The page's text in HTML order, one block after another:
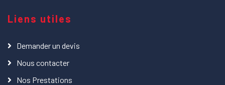
Liens utiles
Demander un devis
Nous contacter
Nos Prestations